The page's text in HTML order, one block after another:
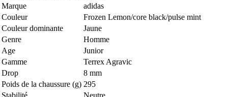
Marque
adidas
Couleur
Frozen Lemon/core black/pulse mint
Couleur dominante
Jaune
Genre
Homme
Age
Junior
Gamme
Terrex Agravic
Drop
8 mm
Poids de la chaussure (g) 295
Stabilité
Neutre